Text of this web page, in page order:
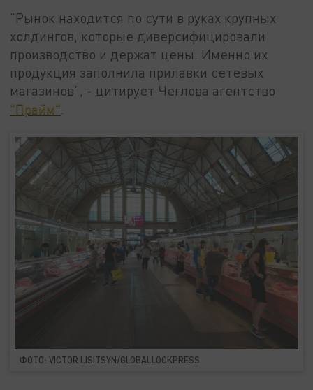
"Рынок находится по сути в руках крупных
холдингов, которые диверсифицировали
производство и держат цены. Именно их
продукция заполнила прилавки сетевых
магазинов", - цитирует Чеглова агентство
"Прайм"
ФОТО: VICTOR LISITSYN/GLOBALLOOKPRESS